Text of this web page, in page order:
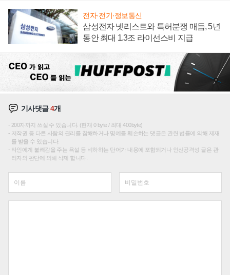
전자·전기·정보통신
삼성전자 넷리스트와 특허분쟁 매듭, 5년
동안 최대 1.3조 라이선스비 지급
기사댓글4개
200자까지 쓰실 수 있습니다. (현재 0 byte / 최대 400byte)
저작권 등 다른 사람의 권리를 침해하거나 명예를 훼손하는 댓글은 관련 법률에 의해 제재
를 받을 수 있습니다.
타인에게 불쾌감을 주는 욕설 등 비하하는 단어가 내용에 포함되거나 인신공격성 글은 관
리자의 판단에 의해 삭제 합니다.